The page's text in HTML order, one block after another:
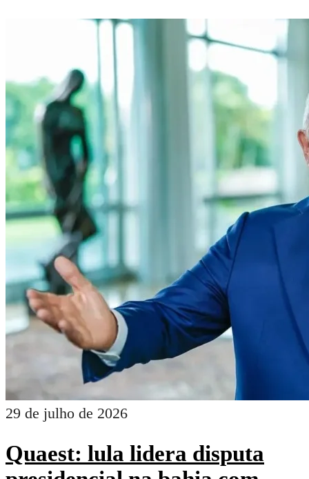
29 de julho de 2026
Quaest: lula lidera disputa